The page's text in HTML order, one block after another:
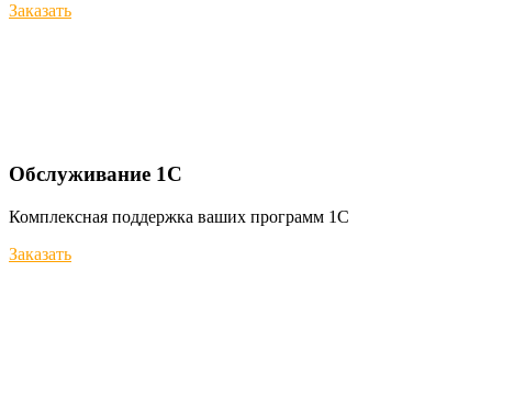
Заказать
Обслуживание 1С
Комплексная поддержка ваших программ 1С
Заказать